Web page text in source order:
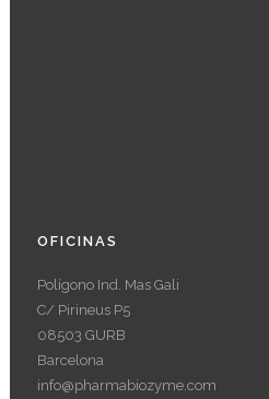
OFICINAS
Polígono Ind. Mas Gali
C/ Pirineus P5
08503 GURB
Barcelona
info@pharmabiozyme.com